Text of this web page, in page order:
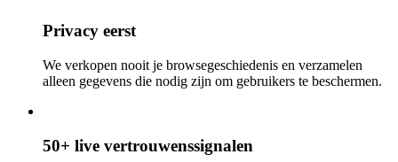
Privacy eerst
We verkopen nooit je browsegeschiedenis en verzamelen
alleen gegevens die nodig zijn om gebruikers te beschermen.
50+ live vertrouwenssignalen